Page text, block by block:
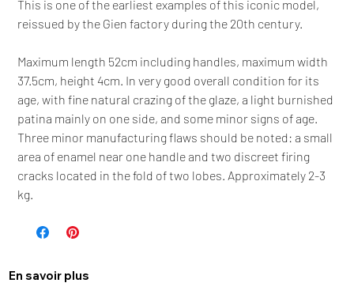
This is one of the earliest examples of this iconic model,
reissued by the Gien factory during the 20th century.
Maximum length 52cm including handles, maximum width
37.5cm, height 4cm. In very good overall condition for its
age, with fine natural crazing of the glaze, a light burnished
patina mainly on one side, and some minor signs of age.
Three minor manufacturing flaws should be noted: a small
area of ​​enamel near one handle and two discreet firing
cracks located in the fold of two lobes. Approximately 2-3
kg.
En savoir plus